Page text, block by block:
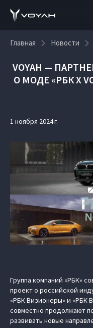
Главная Новости
VOYAH —
О МОДЕ «РБК X
1 ноября 2024 г.
Группа компаний «РБК»
проект о российской
«РБК Визионеры» и «РБК
совместно продолжают
развивать новые